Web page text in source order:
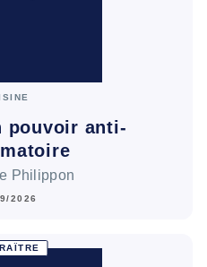
pouvoir anti-
Philippon
2026